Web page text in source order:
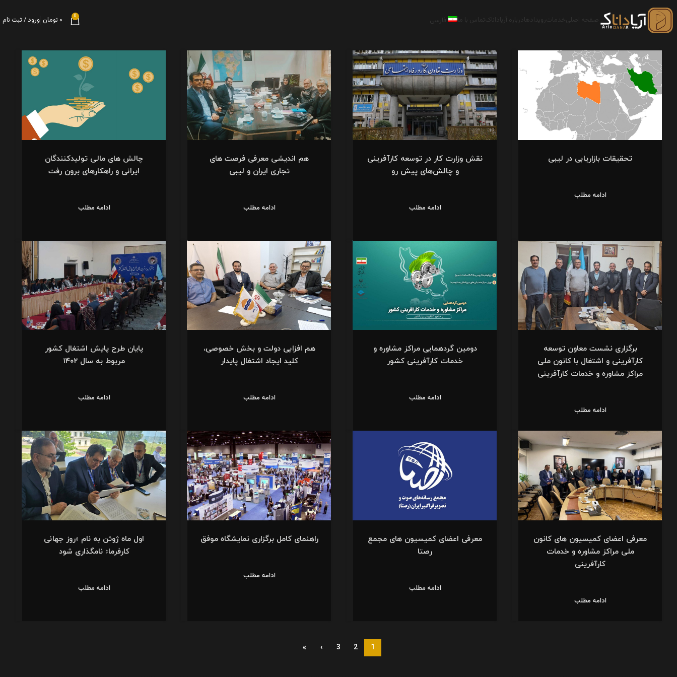
صفحه اصلی خدمات رویدادها درباره آریاداناکتماس با ما فارسی 0 ۰ تومان ورود / ثبت نام
تحقیقات بازاریابی در لیبی
ادامه مطلب
نقش وزارت کار در توسعه کارآفرینی
و چالش‌های پیش رو
ادامه مطلب
هم اندیشی معرفی فرصت های
تجاری ایران و لیبی
ادامه مطلب
چالش‌ های مالی تولیدکنندگان
ایرانی و راهکارهای برون‌ رفت
ادامه مطلب
برگزاری نشست معاون توسعه
کارآفرینی و اشتغال با کانون ملی
مراکز مشاوره و خدمات کارآفرینی
ادامه مطلب
دومین گردهمایی مراکز مشاوره و
خدمات کارآفرینی کشور
ادامه مطلب
هم افزایی دولت و بخش خصوصی،
کلید ایجاد اشتغال پایدار
ادامه مطلب
پایان طرح پایش اشتغال کشور
مربوط به سال ۱۴۰۲
ادامه مطلب
معرفی اعضای کمیسیون های کانون
ملی مراکز مشاوره و خدمات
کارآفرینی
ادامه مطلب
معرفی اعضای کمیسیون‌ های مجمع
رصتا
ادامه مطلب
راهنمای کامل برگزاری نمایشگاه موفق
ادامه مطلب
اول ماه ژوئن به نام «روز جهانی
کارفرما» نامگذاری شود
ادامه مطلب
1
2
3
›
»